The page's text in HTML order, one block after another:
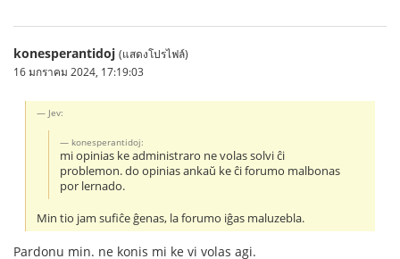
konesperantidoj (แสดงโปรไฟล์)
16 มกราคม 2024, 17:19:03
Jev:
konesperantidoj:
mi opinias ke administraro ne volas solvi ĉi
problemon. do opinias ankaŭ ke ĉi forumo malbonas
por lernado.
Min tio jam sufiĉe ĝenas, la forumo iĝas maluzebla.
Pardonu min. ne konis mi ke vi volas agi.